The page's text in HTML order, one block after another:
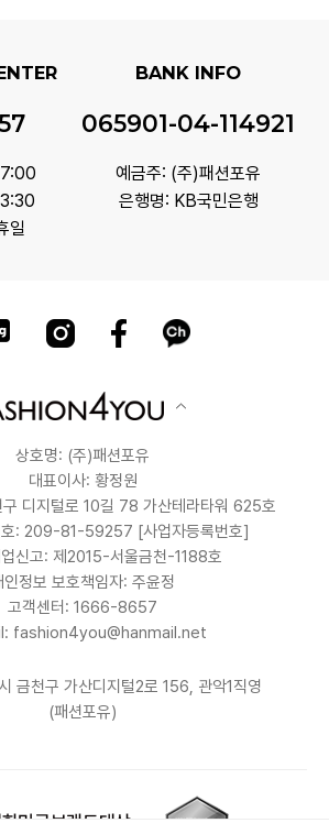
일
BANK INFO
065901-04-114921
예금주: (주)패션포유
은행명: KB국민은행
상호명: (주)패션포유
대표이사: 황정원
디지털로 10길 78 가산테라타워 625호
호: 209-81-59257 [사업자등록번호]
신고: 제2015-서울금천-1188호
인정보 보호책임자: 주윤정
고객센터: 1666-8657
fashion4you@hanmail.net
금천구 가산디지털2로 156, 관악1직영
(패션포유)